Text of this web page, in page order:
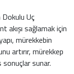
Uç
akışı sağlamak için
mürekkebin
artırır, mürekkep
sonuçlar sunar.